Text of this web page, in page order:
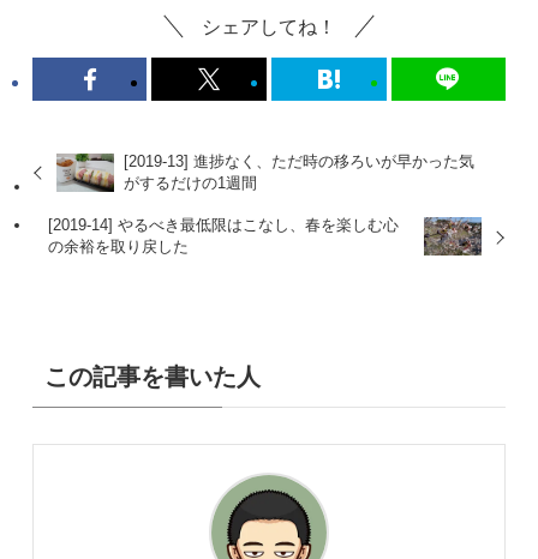
シェアしてね！
[2019-13] 進捗なく、ただ時の移ろいが早かった気
がするだけの1週間
[2019-14] やるべき最低限はこなし、春を楽しむ心
の余裕を取り戻した
この記事を書いた人